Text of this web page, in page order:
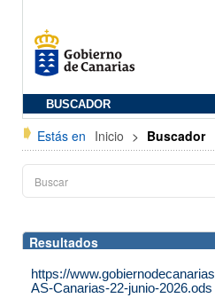
BUSCADOR
Estás en Inicio > Buscador
Resultados
https://
AS-Canarias-22-junio-2026.ods